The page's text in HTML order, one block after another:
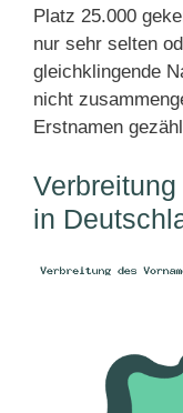
Platz 25.000
nur sehr selten
gleichklingende
nicht
Erstnamen
in